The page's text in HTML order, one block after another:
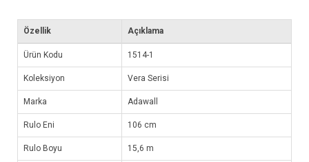
Özellik Açıklama
Ürün Kodu 1514-1
Koleksiyon Vera Serisi
Marka Adawall
Rulo Eni 106 cm
Rulo Boyu 15,6 m